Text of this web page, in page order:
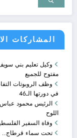
المشاركات
وكيل تعليم بني
مفتوح للجميع
وظف الروبوتات
في دورتها الـ46
الرئيس محمود
اللوح
وفاة السفير
تحت سماء قرطاج..